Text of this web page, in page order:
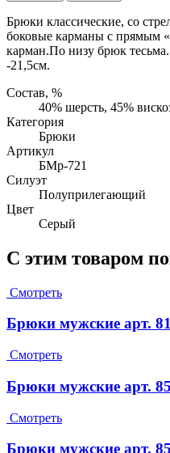
Брюки классические, со
боковые карманы с прямым
карман.По низу брюк
-21,5см.
Состав, %
40% шерсть, 45%
Категория
Брюки
Артикул
БМр-721
Силуэт
Полуприлегающий
Цвет
Серый
С этим товаром
Смотреть
Брюки мужские арт.
Смотреть
Брюки мужские арт.
Смотреть
Брюки мужские арт.